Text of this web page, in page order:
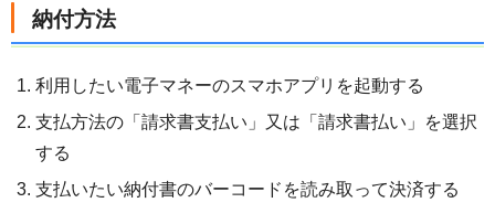
納付方法
利用したい電子マネーのスマホアプリを起動する
支払方法の「請求書支払い」又は「請求書払い」を選択
する
支払いたい納付書のバーコードを読み取って決済する